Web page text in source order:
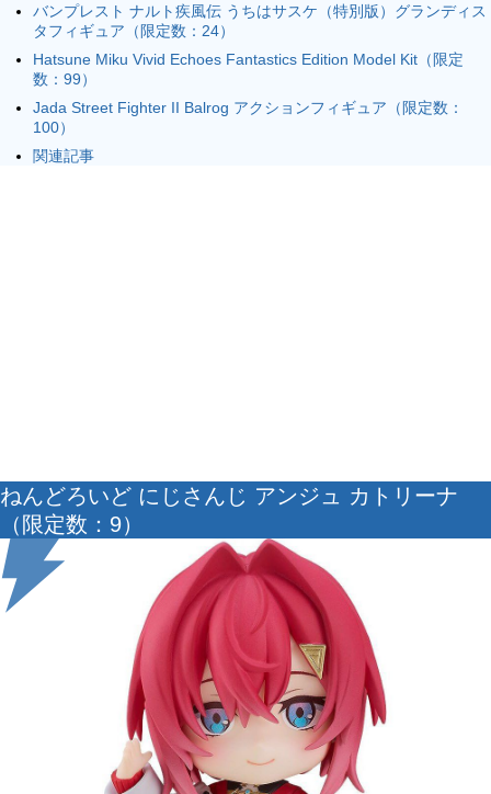
バンプレスト ナルト疾風伝 うちはサスケ（特別版）グランディス
タフィギュア（限定数：24）
Hatsune Miku Vivid Echoes Fantastics Edition Model Kit（限定
数：99）
Jada Street Fighter II Balrog アクションフィギュア（限定数：
100）
関連記事
ねんどろいど にじさんじ アンジュ カトリーナ
（限定数：9）